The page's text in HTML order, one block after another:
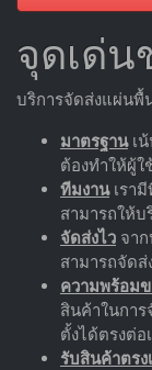
จุดเด่น
บริการจัดส่งแผ่นพื้
มาตรฐานเน้
ต้องทำให้ผู้ใ
ทีมงานเรามี
สามารถให้
จัดส่งไว จา
สามารถจัดส่
ความพร้อม
สินค้าในกา
ตั้งได้ตรงต่อ
รับสินค้าตรง